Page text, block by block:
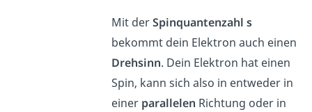
Mit derSpinquantenzahl s
bekommt dein Elektron auch einen
Drehsinn. Dein Elektron hat einen
Spin, kann sich also in entweder in
einer parallelen Richtung oder in